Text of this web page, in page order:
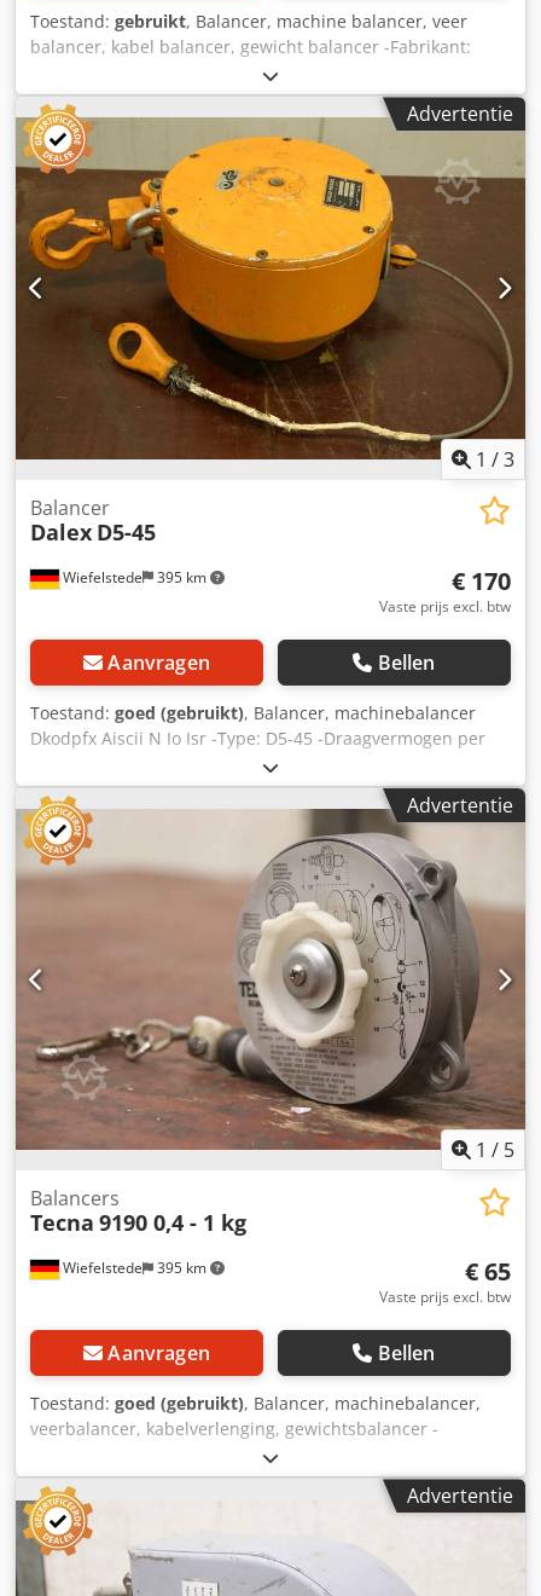
Toestand: gebruikt, Balancer, machine balancer, veer
balancer, kabel balancer, gewicht balancer -Fabrikant:
Tecna, veerbalanspers type 9181 Ovp -Draagvermogen: 10
- 14 kg -Kabellengte: 2500 mm -Aantal: 2x veerbalanser
beschikbaar -Prijs: per stuk -Afmeting doos: 270/200/100
mm -eigen gewicht: 3.8 kg Dkedpfx Aeq Untvji Ier
Advertentie
1 /3
Wiefelstede 395 km
Balancer
Dalex D5-45
€ 170
Vaste prijs excl. btw
Aanvragen Bellen
Toestand: goed (gebruikt), Balancer, machinebalancer
Dkodpfx Aiscii N Io Isr -Type: D5-45 -Draagvermogen per
stuk: 30-45 kg -Kabellengte: 2 m -Aantal: 2 stuks
beschikbaar -Prijs: per stuk -Eigengewicht: 18 kg
Advertentie
1 / 5
Wiefelstede 395 km
Balancers
Tecna 9190 0,4 - 1 kg
€ 65
Vaste prijs excl. btw
Aanvragen Bellen
Toestand: goed (gebruikt), Balancer, machinebalancer,
veerbalancer, kabelverlenging, gewichtsbalancer -
Fabrikant: Tecna, veerbalancer type 9190 -Laadvermogen:
0,4 - 1 kg -Touwlengte: 1600 mm -Aantal: 1x veerbalancer
beschikbaar Dedpfxevqbgzs Ai Iokr -Afmeting: 180/110/H55
mm -Nettogewicht: 0,6 kg
Advertentie